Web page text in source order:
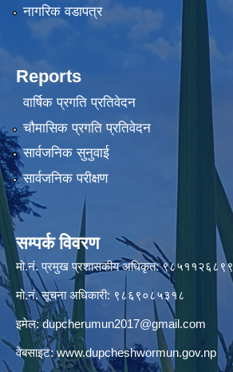
नागरिक वडापत्र
Reports
वार्षिक प्रगति प्रतिवेदन
चौमासिक प्रगति प्रतिवेदन
सार्वजनिक सुनुवाई
सार्वजनिक परीक्षण
सम्पर्क विवरण
मो.नं. प्रमुख प्रशासकीय अधिकृत: ९८५११२६८९९
मो.नं. सूचना अधिकारी: ९८६९०८५३१८
इमेल:dupcherumun2017@gmail.com
वेबसाइट:www.dupcheshwormun.gov.np